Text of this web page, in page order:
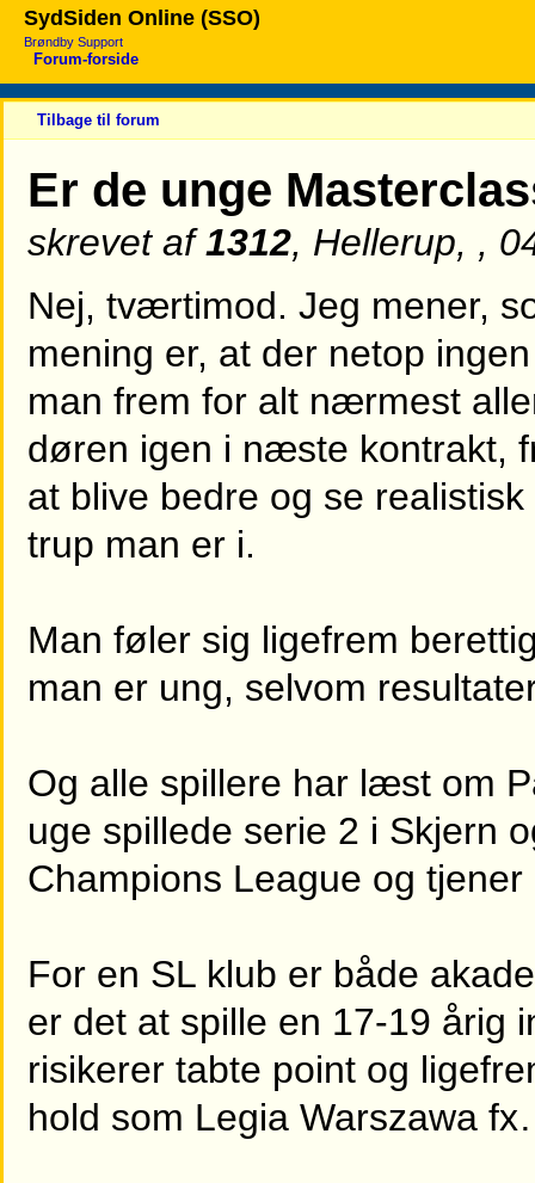
SydSiden Online (SSO)
Brøndby Support
Forum-forside
Tilbage til forum
Er de unge
skrevet af1312, Hellerup, ,
Nej, tværtimod. Jeg mener,
mening er, at der netop
man frem for alt nærmest
døren igen i næste kontrakt,
at blive bedre og se
trup man er i.
Man føler sig ligefrem
man er ung, selvom
Og alle spillere har læst om
uge spillede serie 2 i Skjern
Champions League og tjener
For en SL klub er både
er det at spille en 17-19 årig
risikerer tabte point og
hold som Legia Warszawa